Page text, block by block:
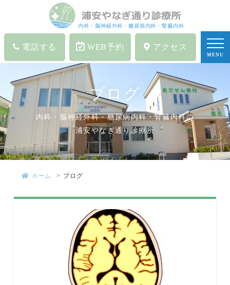
内科・脳神経外科・糖尿病内科・腎臓内科
電話する WEB予約 アクセス
MENU
ブログ
内科・脳神経外科・糖尿病内科・腎臓内科の
浦安やなぎ通り診療所
ホーム ブログ